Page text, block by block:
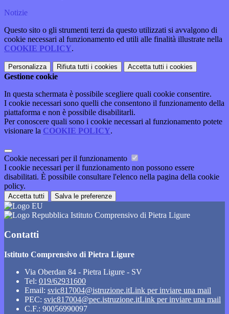
Notizie
Questo sito o gli strumenti terzi da questo utilizzati si avvalgono di
cookie necessari al funzionamento ed utili alle finalità illustrate nella
COOKIE POLICY.
Personalizza Rifiuta tutti i cookies Accetta tutti i cookies
Gestione cookie
In questa schermata è possibile scegliere quali cookie consentire.
I cookie necessari sono quelli che consentono il funzionamento della
piattaforma e non è possibile disabilitarli.
Per conoscere quali sono i cookie necessari al funzionamento potete
visionare la COOKIE POLICY.
Cookie necessari per il funzionamento
I cookie necessari per il funzionamento non possono essere
disabilitati. È possibile consultare l'elenco nella pagina della cookie
policy.
Accetta tutti Salva le preferenze
Istituto Comprensivo di Pietra Ligure
Contatti
Istituto Comprensivo di Pietra Ligure
Via Oberdan 84 - Pietra Ligure - SV
Tel: 019/62931600
Email: svic817004@istruzione.itLink per inviare una mail
PEC: svic817004@pec.istruzione.itLink per inviare una mail
C.F.: 90056990097